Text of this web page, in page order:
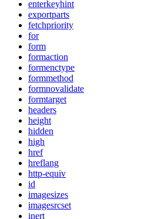
enterkeyhint
exportparts
fetchpriority
for
form
formaction
formenctype
formmethod
formnovalidate
formtarget
headers
height
hidden
high
href
hreflang
http-equiv
id
imagesizes
imagesrcset
inert